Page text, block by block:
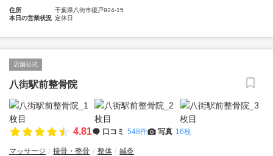
住所
千葉県八街市榎戸924-15
本日の営業状況 定休日
店舗公式
八街駅前整骨院
4.81 口コミ 548件 写真 16枚
マッサージ 接骨・整骨 整体 鍼灸